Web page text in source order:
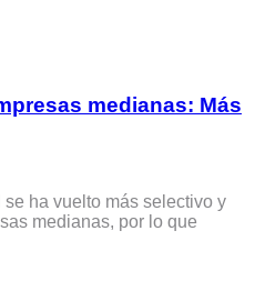
medianas: Más
ha vuelto más selectivo y
medianas, por lo que